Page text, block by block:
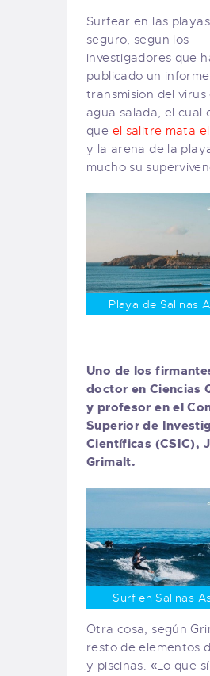
Surfear en las
seguro, segun los
investigadores que
publicado un
transmision del virus
agua salada, el cual
que el salitre mata el
y la arena de la
mucho su
Playa de Salinas
Uno de los
doctor en Ciencias
y profesor en el
Superior de
Científicas (CSIC),
Grimalt.
Surf en Salinas
Otra cosa, según
resto de elementos
y piscinas. «Lo que